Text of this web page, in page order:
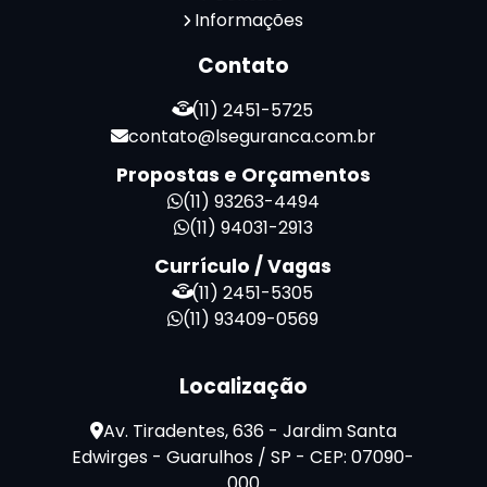
Terceirização de Facilities
Zeladoria de Condomínios
Informações
Contato
(11) 2451-5725
contato@lseguranca.com.br
Propostas e Orçamentos
(11) 93263-4494
(11) 94031-2913
Currículo / Vagas
(11) 2451-5305
(11) 93409-0569
Localização
Av. Tiradentes, 636 - Jardim Santa
Edwirges - Guarulhos / SP - CEP: 07090-